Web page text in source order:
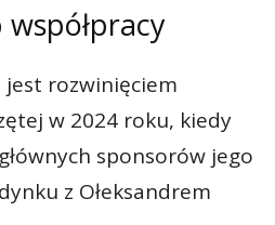
jest rozwinięciem
w 2024 roku, kiedy
sponsorów jego
z Ołeksandrem